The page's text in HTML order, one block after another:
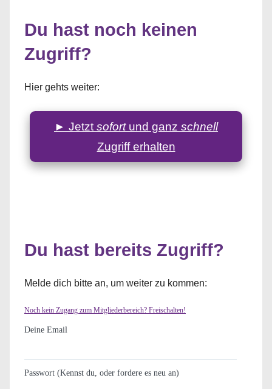
Du hast noch keinen
Zugriff?
Hier gehts weiter:
► Jetztsofortund ganz schnell
Zugriff erhalten
Du hast bereits Zugriff?
Melde dich bitte an, um weiter zu kommen:
Noch kein Zugang zum Mitgliederbereich? Freischalten!
Deine Email
Passwort (Kennst du, oder fordere es neu an)